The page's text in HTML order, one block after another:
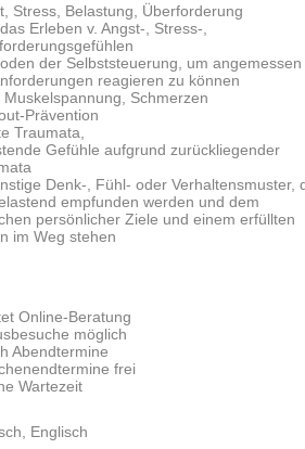
Stress, Belastung, Überforderung
Erleben v. Angst-, Stress-,
der Selbststeuerung, um angemessen
reagieren zu können
Muskelspannung, Schmerzen
Prävention
Traumata,
Gefühle aufgrund zurückliegender
Denk-, Fühl- oder Verhaltensmuster,
empfunden werden und dem
persönlicher Ziele und einem erfüllten
im Weg stehen
Online-Beratung
möglich
Abendtermine
frei
Wartezeit
Englisch